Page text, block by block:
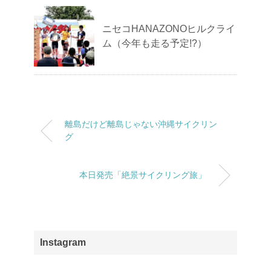
ニセコHANAZONOヒルクライ
ム（今年も走る予定!?）
離島だけど離島じゃない沖縄サイクリン
グ
本日発売「絶景サイクリング旅」
Instagram